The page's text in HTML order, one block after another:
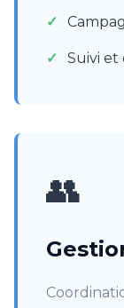
Suivi et
👥